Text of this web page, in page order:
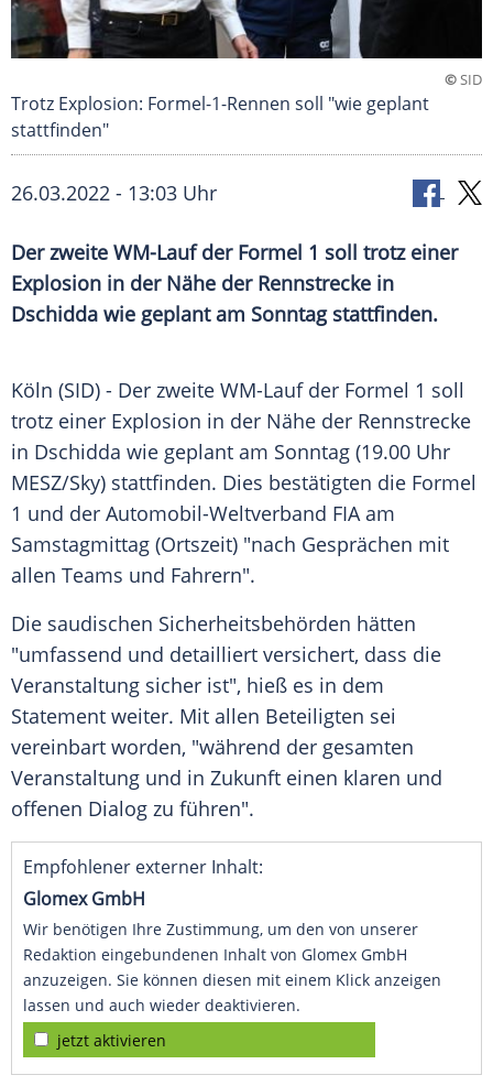
©SID
Trotz Explosion: Formel-1-Rennen soll "wie geplant
stattfinden"
26.03.2022 - 13:03 Uhr
Der zweite WM-Lauf der Formel 1 soll trotz einer
Explosion in der Nähe der Rennstrecke in
Dschidda wie geplant am Sonntag stattfinden.
Köln (SID) - Der zweite WM-Lauf der Formel 1 soll
trotz einer Explosion in der Nähe der Rennstrecke
in Dschidda wie geplant am Sonntag (19.00 Uhr
MESZ/Sky) stattfinden. Dies bestätigten die Formel
1 und der Automobil-Weltverband FIA am
Samstagmittag (Ortszeit) "nach Gesprächen mit
allen Teams und Fahrern".
Die saudischen Sicherheitsbehörden hätten
"umfassend und detailliert versichert, dass die
Veranstaltung sicher ist", hieß es in dem
Statement weiter. Mit allen Beteiligten sei
vereinbart worden, "während der gesamten
Veranstaltung und in Zukunft einen klaren und
offenen Dialog zu führen".
Empfohlener externer Inhalt:
Glomex GmbH
Wir benötigen Ihre Zustimmung, um den von unserer
Redaktion eingebundenen Inhalt von Glomex GmbH
anzuzeigen. Sie können diesen mit einem Klick anzeigen
lassen und auch wieder deaktivieren.
jetzt aktivieren